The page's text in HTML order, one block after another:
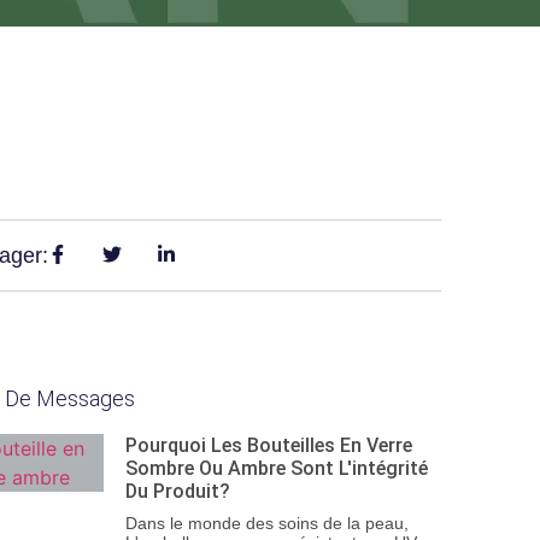
De Messages
Pourquoi Les Bouteilles En Verre
Sombre Ou Ambre Sont L'intégrité
Du Produit?
Dans le monde des soins de la peau,